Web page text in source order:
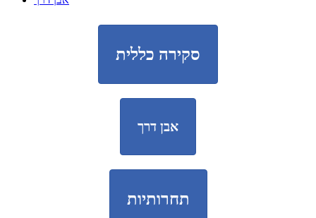
סקירה כללית
אבן דרך
תחרותיות